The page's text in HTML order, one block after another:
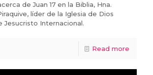
de Juan 17 en la Biblia, Hna.
líder de la Iglesia de Dios
Jesucristo Internacional.
Read more